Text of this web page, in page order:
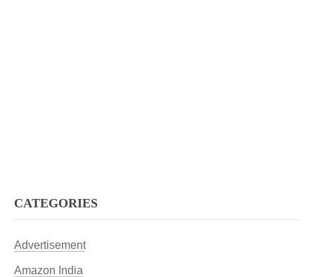
CATEGORIES
Advertisement
Amazon India